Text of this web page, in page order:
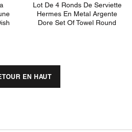
Lot De 4 Ronds De Serviette
Hermes En Metal Argente
Dore Set Of Towel Round
EN HAUT